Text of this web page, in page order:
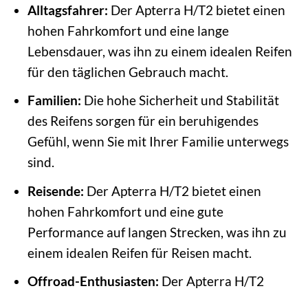
Alltagsfahrer: Der Apterra H/T2 bietet einen
hohen Fahrkomfort und eine lange
Lebensdauer, was ihn zu einem idealen Reifen
für den täglichen Gebrauch macht.
Familien: Die hohe Sicherheit und Stabilität
des Reifens sorgen für ein beruhigendes
Gefühl, wenn Sie mit Ihrer Familie unterwegs
sind.
Reisende: Der Apterra H/T2 bietet einen
hohen Fahrkomfort und eine gute
Performance auf langen Strecken, was ihn zu
einem idealen Reifen für Reisen macht.
Offroad-Enthusiasten: Der Apterra H/T2